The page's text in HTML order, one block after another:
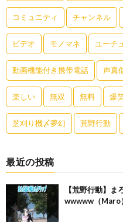
コミュニティ チャンネル
ビデオ モノマネ ユーチ
動画機能付き携帯電話 声真
楽しい 無双 無料 爆
芝刈り機〆夢幻 荒野行動
最近の投稿
【荒野行動】
wwwww（Maro）